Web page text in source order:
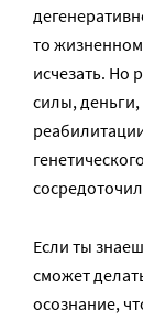
то
исчезать. Но
силы,
Если ты
сможет
осознание,